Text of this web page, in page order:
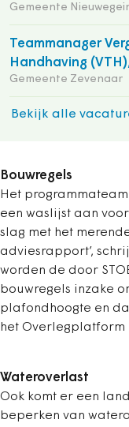
Gemeente
Teammanager
Handhaving
Gemeente Zevenaar
Bekijk alle
Bouwregels
Het
een waslijst aan
slag met het
adviesrapport’,
worden de door
bouwregels inzake
plafondhoogte en
het Overlegplatform
Wateroverlast
Ook komt er een
beperken van